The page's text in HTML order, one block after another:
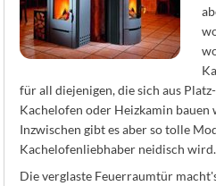
für all diejenigen, die sich aus
Kachelofen oder Heizkamin
Inzwischen gibt es aber so tolle
Kachelofenliebhaber neidisch wird.
Die verglaste Feuerraumtür